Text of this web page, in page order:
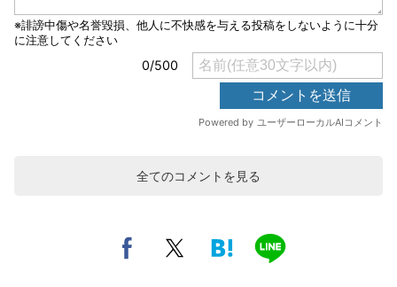
全てのコメントを見る